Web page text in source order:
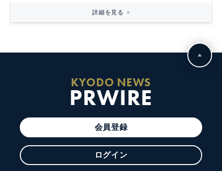
詳細を見る
KYODO NEWS
PRWIRE
会員登録
ログイン